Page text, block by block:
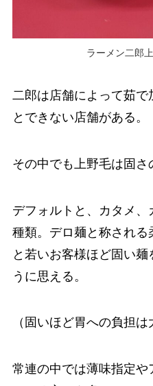
ラーメン二郎
二郎は店舗によって茹
とできない店舗がある。
その中でも上野毛は固さ
デフォルトと、カタメ、
種類。デロ麺と称される
と若いお客様ほど固い
うに思える。
（固いほど胃への負担は
常連の中では薄味指定や